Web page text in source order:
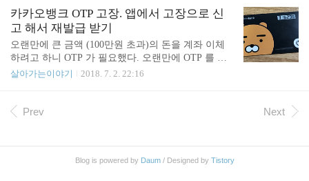
다 ㅠㅠ 이거 다시 세팅이 가능할지 어떨지 모르겠네
요.
다. 아래의 상황에서 무한 반복인데, 다른 인증 방법을 제공 해 준다
거나, 미리 어떠한 조건에서는 할 수 없다는 문구를 안내 해 주면 어
떨까 싶다. OTP 해제 공인인증서가 안맞아서 못함 공인인증서 바꾸
기 지정PC인증 - 지정 PC 가 아니라서 못함 2채널인증 - OTP 가 필
요함 결국 은행에 방문해서 해결 중이다. 기업은행 회사 근처에 은행
이 있어서 점심 시간에 가서 해결..
카카오뱅크 OTP 고장. 앱에서 고장으로 신
고 해서 재발급 받기
오랜만에 큰 금액 (100만원 초과)의 돈을 계좌 이체
하려고 하니 OTP 가 필요했다. 오랜만에 OTP 를 꺼
냈다. 그런데 OTP 가 누를 때 마다 같은 번호가 나오
시지가 나왔다. OTP 뒷쪽에 있는 고객센터로 전화를
제 에서 신고하기 누르고 "고장"으로 신고 하면 된다.
살아가는이야기 2018. 7. 2. 22:16
Prev Next
Blog is powered by Daum/ Designed by Tistory